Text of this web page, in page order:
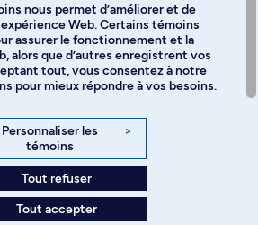
Instagram
YouTube
nous permet d’améliorer et de
Web. Certains témoins
assurer le fonctionnement et la
alors que d’autres enregistrent vos
tout, vous consentez à notre
pour mieux répondre à vos besoins.
Personnaliser les
témoins
>
Tout refuser
Tout accepter